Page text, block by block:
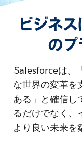
ビジネ
のプ
Salesforceは、
な世界の変革を
ある」と確信し
るだけでなく、
より良い未来を